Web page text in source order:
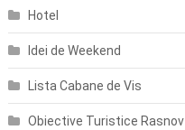
Hotel
Idei de Weekend
Lista Cabane de Vis
Obiective Turistice Rasnov